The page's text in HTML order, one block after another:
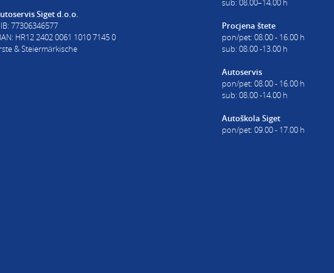
Siget d.o.o.
77306346577
HR12 2402 0061 1010 7145 0
& Steiermärkische
sub: 08.00–14.00 h
Procjena štete
pon/pet: 08.00 - 16.00 h
sub: 08.00 -13.00 h
Autoservis
pon/pet: 08.00 - 16.00 h
sub: 08.00 -14.00 h
Autoškola Siget
pon/pet: 09.00 - 17.00 h